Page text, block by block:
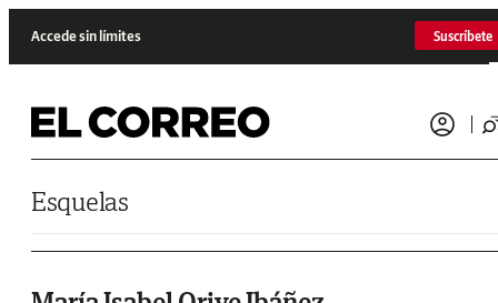
Accede sin límites Suscríbete
Esquelas